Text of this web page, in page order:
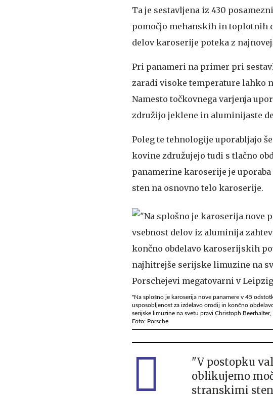
Ta je sestavljena iz 430
pomočjo mehanskih in toplotnih
delov karoserije poteka z
Pri panameri na primer pri
zaradi visoke temperature lahko
Namesto točkovnega varjenja
združijo jeklene in aluminijaste
Poleg te tehnologije uporabljajo
kovine združujejo tudi s tlačno
panamerine karoserije je
sten na osnovno telo karoserije.
"Na splošno je karoserija nove panamere v 45
usposobljenost za izdelavo orodij in končno
serijske limuzine na svetu pravi Christoph
Foto: Porsche
"V postopku
oblikujemo
stranskimi